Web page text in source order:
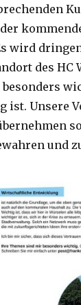
wird
des HC
ist. Unsere
und